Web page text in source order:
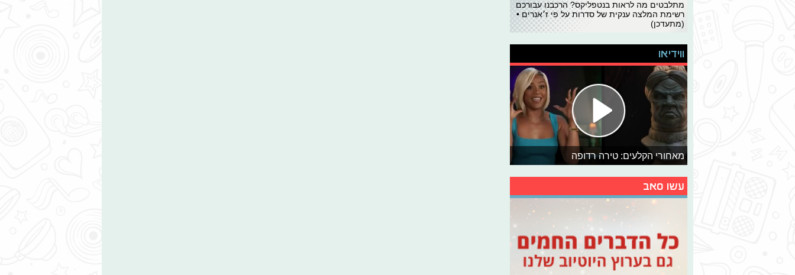
מתלבטים מה לראות בנטפליקס? הרכבנו עבורכם
רשימת המלצה ענקית של סדרות על פי ז׳אנרים •
(מתעדכן)
ווידיאו
מאחורי הקלעים: טירה רדופה
עשו סאב